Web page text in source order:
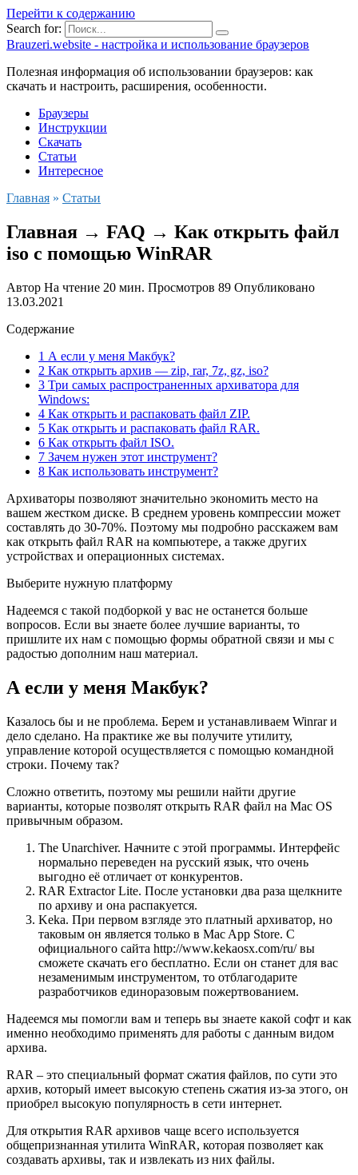
Перейти к содержанию
Search for:
Brauzeri.website - настройка и использование браузеров
Полезная информация об использовании браузеров: как
скачать и настроить, расширения, особенности.
Браузеры
Инструкции
Скачать
Статьи
Интересное
Главная » Статьи
Главная → FAQ → Как открыть файл
iso с помощью WinRAR
Автор На чтение 20 мин. Просмотров 89 Опубликовано
13.03.2021
Содержание
1 А если у меня Макбук?
2 Как открыть архив — zip, rar, 7z, gz, iso?
3 Три самых распространенных архиватора для
Windows:
4 Как открыть и распаковать файл ZIP.
5 Как открыть и распаковать файл RAR.
6 Как открыть файл ISO.
7 Зачем нужен этот инструмент?
8 Как использовать инструмент?
Архиваторы позволяют значительно экономить место на
вашем жестком диске. В среднем уровень компрессии может
составлять до 30-70%. Поэтому мы подробно расскажем вам
как открыть файл RAR на компьютере, а также других
устройствах и операционных системах.
Выберите нужную платформу
Надеемся с такой подборкой у вас не останется больше
вопросов. Если вы знаете более лучшие варианты, то
пришлите их нам с помощью формы обратной связи и мы с
радостью дополним наш материал.
А если у меня Макбук?
Казалось бы и не проблема. Берем и устанавливаем Winrar и
дело сделано. На практике же вы получите утилиту,
управление которой осуществляется с помощью командной
строки. Почему так?
Сложно ответить, поэтому мы решили найти другие
варианты, которые позволят открыть RAR файл на Mac OS
привычным образом.
The Unarchiver. Начните с этой программы. Интерфейс
нормально переведен на русский язык, что очень
выгодно её отличает от конкурентов.
RAR Extractor Lite. После установки два раза щелкните
по архиву и она распакуется.
Keka. При первом взгляде это платный архиватор, но
таковым он является только в Mac App Store. С
официального сайта http://www.kekaosx.com/ru/ вы
сможете скачать его бесплатно. Если он станет для вас
незаменимым инструментом, то отблагодарите
разработчиков единоразовым пожертвованием.
Надеемся мы помогли вам и теперь вы знаете какой софт и как
именно необходимо применять для работы с данным видом
архива.
RAR – это специальный формат сжатия файлов, по сути это
архив, который имеет высокую степень сжатия из-за этого, он
приобрел высокую популярность в сети интернет.
Для открытия RAR архивов чаще всего используется
общепризнанная утилита WinRAR, которая позволяет как
создавать архивы, так и извлекать из них файлы.